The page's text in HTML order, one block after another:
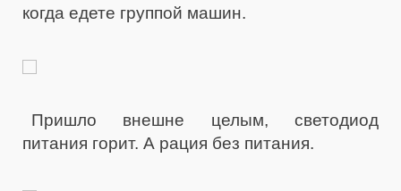
когда едете группой машин.
Пришло внешне целым, светодиод
питания горит. А рация без питания.